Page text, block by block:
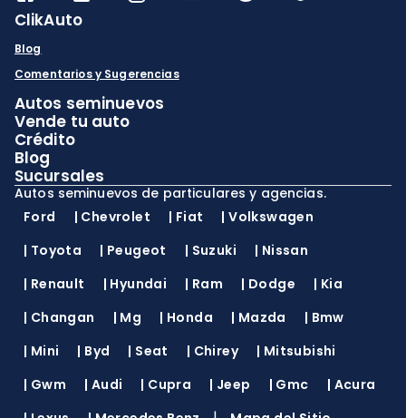
ClikAuto
Blog
Comentarios y Sugerencias
Autos seminuevos
Vende tu auto
Crédito
Blog
Sucursales
Autos seminuevos de particulares y agencias.
Ford
| Chevrolet | Fiat |Volkswagen
| Toyota | Peugeot | Suzuki | Nissan
| Renault | Hyundai | Ram | Dodge | Kia
| Changan | Mg | Honda | Mazda | Bmw
| Mini | Byd | Seat | Chirey | Mitsubishi
| Gwm | Audi | Cupra | Jeep | Gmc | Acura